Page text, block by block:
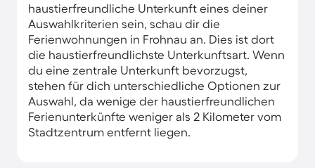
haustierfreundliche Unterkunft eines deiner
Auswahlkriterien sein, schau dir die
Ferienwohnungen in Frohnau an. Dies ist dort
die haustierfreundlichste Unterkunftsart. Wenn
du eine zentrale Unterkunft bevorzugst,
stehen für dich unterschiedliche Optionen zur
Auswahl, da wenige der haustierfreundlichen
Ferienunterkünfte weniger als 2 Kilometer vom
Stadtzentrum entfernt liegen.